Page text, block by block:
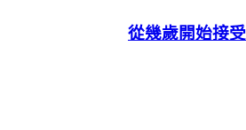
從幾歲開始接